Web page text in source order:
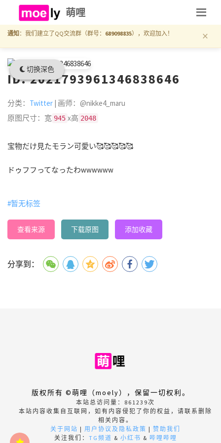
切换深色
萌哩
通知 ：我们建立了QQ交流群（群号： 689098835），欢迎加入！ ×
ID: 2021793961346838646
分类： Twitter | 画师：@nikke4_maru
原图尺寸：宽 945 x高 2048
宝物だけ見たモラン可愛い🥰🥰🥰🥰🥰
ドゥフフってなったわwwwwww
#暂无标签
查看来源 下载原图 添加收藏
分享到：
版权所有 ©萌哩（moely），保留一切权利。
本站总访问量： 861239次
本站内容收集自互联网，如有内容侵犯了你的权益，请联系删除
相关内容。
关于网站 | 用户协议及隐私政策 | 赞助我们
关注我们： TG频道 & 小红书 & 哔哩哔哩